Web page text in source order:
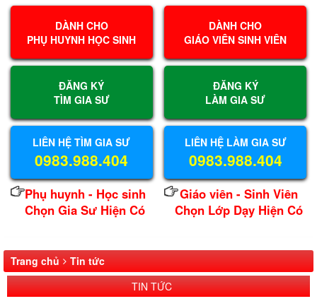
DÀNH CHO
PHỤ HUYNH HỌC SINH
ĐĂNG KÝ
TÌM GIA SƯ
LIÊN HỆ TÌM GIA SƯ
0983.988.404
Phụ huynh - Học sinh
Chọn Gia Sư Hiện Có
DÀNH CHO
GIÁO VIÊN SINH VIÊN
ĐĂNG KÝ
LÀM GIA SƯ
LIÊN HỆ LÀM GIA SƯ
0983.988.404
Giáo viên - Sinh Viên
Chọn Lớp Dạy Hiện Có
Trang chủ
Tin tức
TIN TỨC